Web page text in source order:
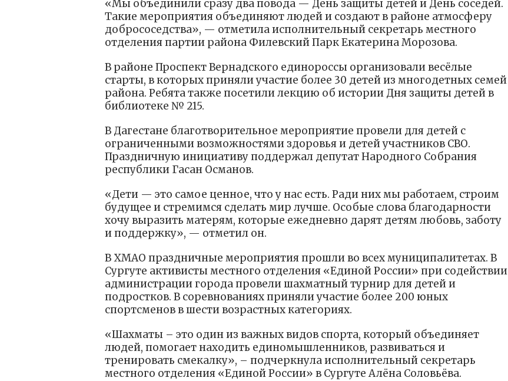
«Мы объединили сразу два повода — День защиты детей и День соседей.
Такие мероприятия объединяют людей и создают в районе атмосферу
добрососедства», — отметила исполнительный секретарь местного
отделения партии района Филевский Парк Екатерина Морозова.
В районе Проспект Вернадского единороссы организовали весёлые
старты, в которых приняли участие более 30 детей из многодетных семей
района. Ребята также посетили лекцию об истории Дня защиты детей в
библиотеке № 215.
В Дагестане благотворительное мероприятие провели для детей с
ограниченными возможностями здоровья и детей участников СВО.
Праздничную инициативу поддержал депутат Народного Собрания
республики Гасан Османов.
«Дети — это самое ценное, что у нас есть. Ради них мы работаем, строим
будущее и стремимся сделать мир лучше. Особые слова благодарности
хочу выразить матерям, которые ежедневно дарят детям любовь, заботу
и поддержку», — отметил он.
В ХМАО праздничные мероприятия прошли во всех муниципалитетах. В
Сургуте активисты местного отделения «Единой России» при содействии
администрации города провели шахматный турнир для детей и
подростков. В соревнованиях приняли участие более 200 юных
спортсменов в шести возрастных категориях.
«Шахматы – это один из важных видов спорта, который объединяет
людей, помогает находить единомышленников, развиваться и
тренировать смекалку», – подчеркнула исполнительный секретарь
местного отделения «Единой России» в Сургуте Алёна Соловьёва.